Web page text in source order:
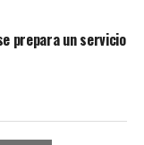
prepara un servicio